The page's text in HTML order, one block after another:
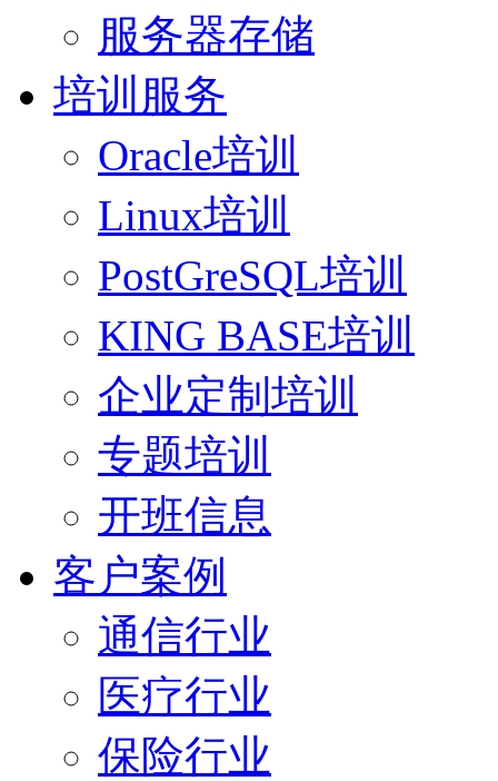
服务器存储
培训服务
Oracle培训
Linux培训
PostGreSQL培训
KING BASE培训
企业定制培训
专题培训
开班信息
客户案例
通信行业
医疗行业
保险行业